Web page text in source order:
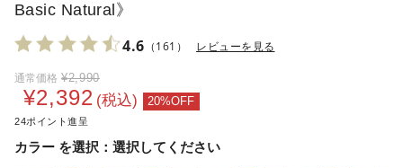
Basic Natural》
4.6 （161） レビューを見る
通常価格 ¥2,990
¥2,392 税込
24
カラー 選択してください